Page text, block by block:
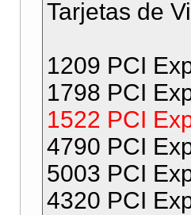
Tarjetas de
1209 PCI
1798 PCI
1522 PCI
4790 PCI
5003 PCI
4320 PCI